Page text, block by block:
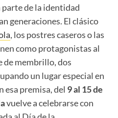
de la identidad
generaciones. El clásico
, los postres caseros o las
como protagonistas al
de membrillo, dos
un lugar especial en
esa premisa, del 9 al 15 de
vuelve a celebrarse con